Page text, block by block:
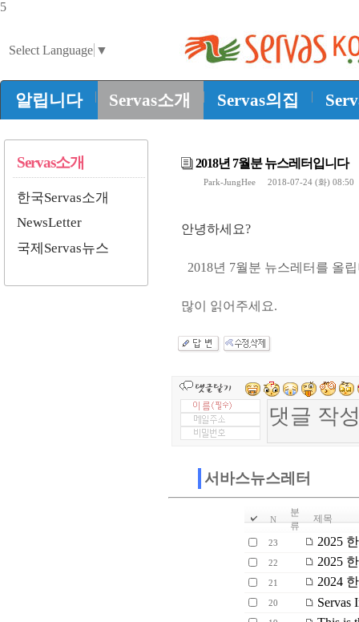
5
Select Language ▼
알립니다 | Servas소개 | Servas의집 |
Servas소개
한국Servas소개
NewsLetter
국제Servas뉴스
2018년 7월분 뉴스레터입니다
Park-JungHee 2018-07-24 (화)
안녕하세요?
2018년 7월분 뉴스레터를 올
많이 읽어주세요.
서바스뉴스레터
N
분
류
제목
23 2025
22 2025
21 2024
20 Servas